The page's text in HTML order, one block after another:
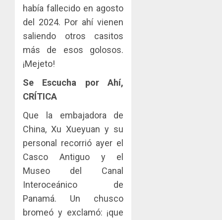
había fallecido en agosto
del 2024. Por ahí vienen
saliendo otros casitos
más de esos golosos.
¡Mejeto!
Se Escucha por Ahí,
CRÍTICA
Que la embajadora de
China, Xu Xueyuan y su
personal recorrió ayer el
Casco Antiguo y el
Museo del Canal
Interoceánico de
Panamá. Un chusco
bromeó y exclamó: ¡que